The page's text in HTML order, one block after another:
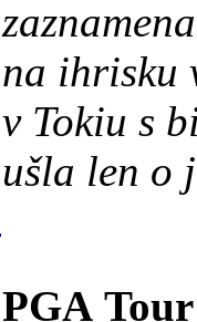
na ihrisku
v Tokiu s
ušla len o
PGA